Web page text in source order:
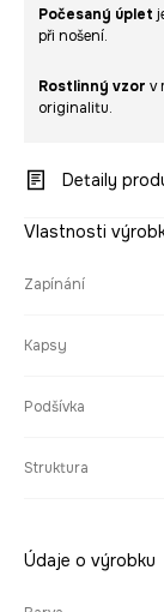
Počesaný úplet
při nošení.
Rostlinný vzor v
originalitu.
Detaily
Vlastnosti
Zapínání
Kapsy
Podšívka
Struktura
Údaje o výrobku